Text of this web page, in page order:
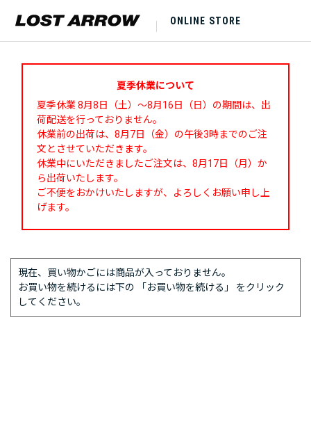
ONLINE STORE
夏季休業について
夏季休業 8月8日（土）～8月16日（日）の期間は、出
荷配送を行っておりません。
休業前の出荷は、8月7日（金）の午後3時までのご注
文とさせていただきます。
休業中にいただきましたご注文は、8月17日（月）か
ら出荷いたします。
ご不便をおかけいたしますが、よろしくお願い申し上
げます。
現在、買い物かごには商品が入っておりません。
お買い物を続けるには下の 「お買い物を続ける」 をクリック
してください。